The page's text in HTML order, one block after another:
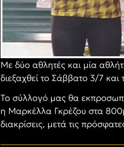
Με δύο αθλητές και μία
διεξαχθεί το Σάββατο 3/7
Το σύλλογό μας θα
η Μαρκέλλα Γκρέζου στα
διακρίσεις, μετά τις